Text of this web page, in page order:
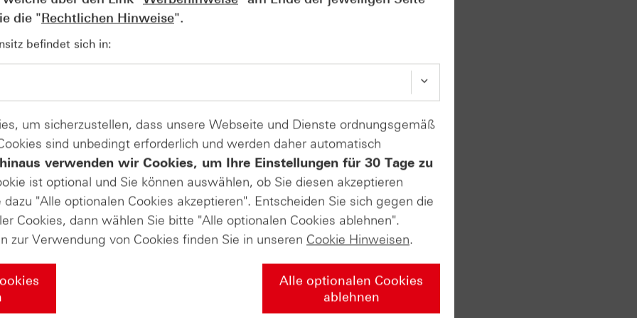
Unternehmen Investitionen in Rekordhöhe angekündigt.
Großkunden, die über einen Zeitraum von ungefähr drei bis fünf
sorgen sollen.
und Ausblick zunächst positiv aufgenommen: Im nachbörslichen
18 % zu. Seit Jahresbeginn ist der Kurs bereits deutlich
sich das Plus sogar auf über 1.100 %.
Produkte auf
Micron Technology Inc.
Masterclass den BaFin-Wissenstest
handeln können, sieht die neue Vorgabe der BaFin
vor. Das neue Kapitel der HSBC-Zertifikate-Masterclass
die "Rechtlichen Hinweise".
befindet sich in:
um sicherzustellen, dass unsere Webseite und Dienste ordnungsgemäß
sind unbedingt erforderlich und werden daher automatisch
verwenden wir Cookies, um Ihre Einstellungen für 30 Tage zu
ist optional und Sie können auswählen, ob Sie diesen akzeptieren
"Alle optionalen Cookies akzeptieren". Entscheiden Sie sich gegen die
Cookies, dann wählen Sie bitte "Alle optionalen Cookies ablehnen".
zur Verwendung von Cookies finden Sie in unseren Cookie Hinweisen.
Alle optionalen Cookies
ablehnen